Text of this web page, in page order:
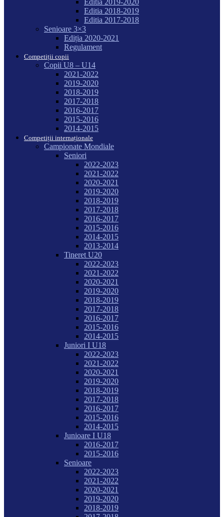
Editia 2019-2020
Editia 2018-2019
Editia 2017-2018
Senioare 3×3
Ediția 2020-2021
Regulament
Competiții copii
Copii U8 – U14
2021-2022
2019-2020
2018-2019
2017-2018
2016-2017
2015-2016
2014-2015
Competiții internaționale
Campionate Mondiale
Seniori
2022-2023
2021-2022
2020-2021
2019-2020
2018-2019
2017-2018
2016-2017
2015-2016
2014-2015
2013-2014
Tineret U20
2022-2023
2021-2022
2020-2021
2019-2020
2018-2019
2017-2018
2016-2017
2015-2016
2014-2015
Juniori I U18
2022-2023
2021-2022
2020-2021
2019-2020
2018-2019
2017-2018
2016-2017
2015-2016
2014-2015
Junioare I U18
2016-2017
2015-2016
Senioare
2022-2023
2021-2022
2020-2021
2019-2020
2018-2019